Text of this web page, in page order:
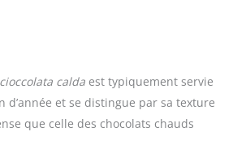
cioccolata calda est typiquement servie
d’année et se distingue par sa texture
que celle des chocolats chauds